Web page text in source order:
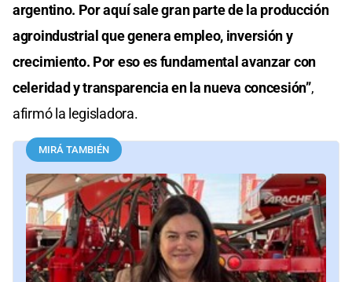
argentino. Por aquí sale gran parte de la producción
agroindustrial que genera empleo, inversión y
crecimiento. Por eso es fundamental avanzar con
celeridad y transparencia en la nueva concesión”,
afirmó la legisladora.
MIRÁ TAMBIÉN